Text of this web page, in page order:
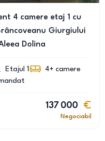
4 camere etaj 1 cu
Giurgiului
Dolina
Etajul 1 4+ camere
137 000
Negociabil